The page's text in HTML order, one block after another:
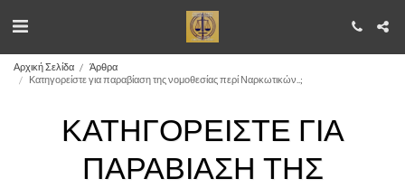
Αρχική Σελίδα
Άρθρα
Κατηγορείστε για παραβίαση της νομοθεσίας περί Ναρκωτικών..;
ΚΑΤΗΓΟΡΕΊΣΤΕ ΓΙΑ
ΠΑΡΑΒΊΑΣΗ ΤΗΣ